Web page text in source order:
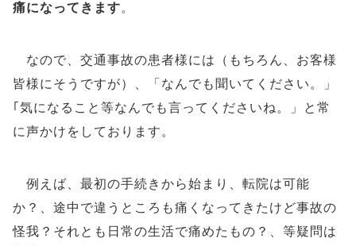
痛になってきます。
なので、交通事故の患者様には（もちろん、お客様
皆様にそうですが）、「なんでも聞いてください。」
｢気になること等なんでも言ってくださいね。」と常
に声かけをしております。
例えば、最初の手続きから始まり、転院は可能
か？、途中で違うところも痛くなってきたけど事故の
怪我？それとも日常の生活で痛めたもの？、等疑問は